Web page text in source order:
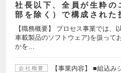
社長以下、全員が生粋の
部を除く）で構成された
【職務概要】 プロセス事業では、
車載製品のソフトウェア)を扱って
かを…
会社概要
【事業内容】 ■組込